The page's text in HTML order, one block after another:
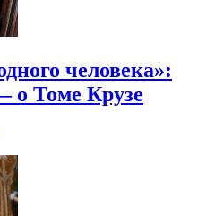
человека»:
о Томе Крузе